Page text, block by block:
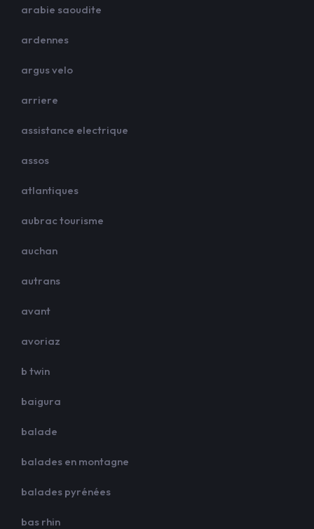
arabie saoudite
ardennes
argus velo
arriere
assistance electrique
assos
atlantiques
aubrac tourisme
auchan
autrans
avant
avoriaz
b twin
baigura
balade
balades en montagne
balades pyrénées
bas rhin